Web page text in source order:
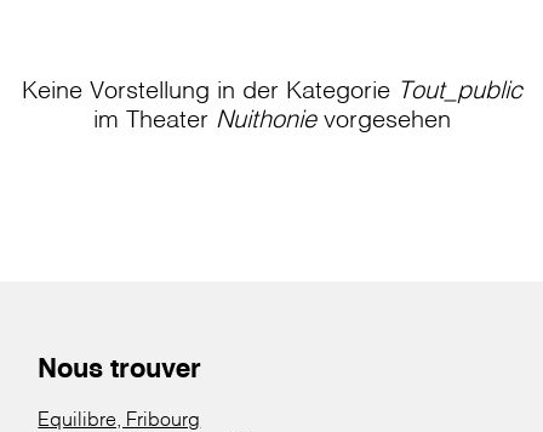
Keine Vorstellung in der Kategorie Tout_public
im Theater Nuithonievorgesehen
Nous trouver
Equilibre, Fribourg